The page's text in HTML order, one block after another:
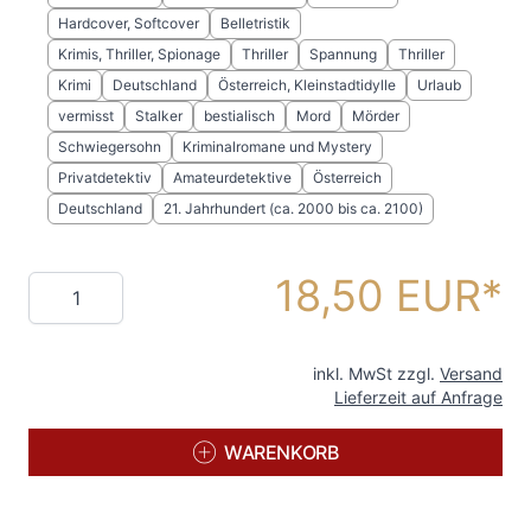
Hardcover, Softcover
Belletristik
Krimis, Thriller, Spionage
Thriller Spannung
Thriller
Krimi
Deutschland Österreich, Kleinstadtidylle
Urlaub
vermisst
Stalker bestialisch Mord
Mörder
Schwiegersohn
Kriminalromane und Mystery
Privatdetektiv
Amateurdetektive
Österreich
Deutschland
21. Jahrhundert (ca. 2000 bis ca. 2100)
Menge 18,50 EUR
inkl. MwSt zzgl. Versand
Lieferzeit auf Anfrage
WARENKORB